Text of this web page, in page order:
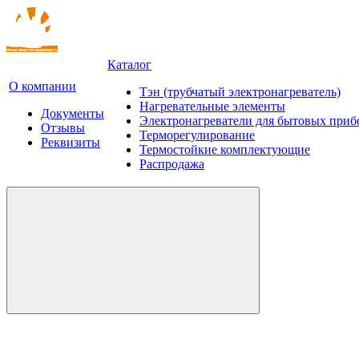
О компании
Документы
Отзывы
Реквизиты
Каталог
Тэн (трубчатый электронагреватель)
Нагревательные элементы
Электронагреватели для бытовых
Терморегулирование
Термостойкие комплектующие
Распродажа